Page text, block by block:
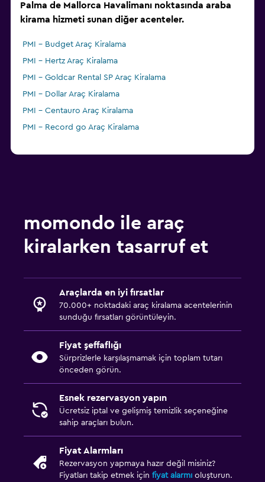
Palma de Mallorca Havalimanı noktasında araba
kirama hizmeti sunan diğer acenteler.
PMI - Budget Araç Kiralama
PMI - Hertz Araç Kiralama
PMI - Goldcar Rental SP Araç Kiralama
PMI - Dollar Araç Kiralama
PMI - Centauro Araç Kiralama
PMI - Record go Araç Kiralama
momondo ile araç
kiralarken tasarruf et
Araçlarda en iyi fırsatlar
70.000+ noktadaki araç kiralama acentelerinin
sunduğu fırsatları görüntüleyin.
Fiyat şeffaflığı
Sürprizlerle karşılaşmamak için toplam tutarı
önceden görün.
Esnek rezervasyon yapın
Ücretsiz iptal ve gelişmiş temizlik seçeneğine
sahip araçları bulun.
Fiyat Alarmları
Rezervasyon yapmaya hazır değil misiniz?
Fiyatları takip etmek için fiyat alarmı oluşturun.